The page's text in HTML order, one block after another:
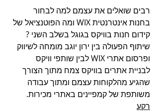
רבים שואלים את עצמם למה לבחור
בחנות אינטרנטית WIX ומה הפוטנציאל של
קידום חנות בוויקס בגוגל בשלב השני ?
שיתוף הפעולה בין ירון יוגב מומחה לשיווק
ופרסום אתרי WIX לבין שותפי וויקס
לבניית אתרים בוויקס צמח מתוך הצורך
שהגיע מהלקוחות עצמם ומתוך עבודה
משותפת של קמפיינים באתרי מכירות.
רקע